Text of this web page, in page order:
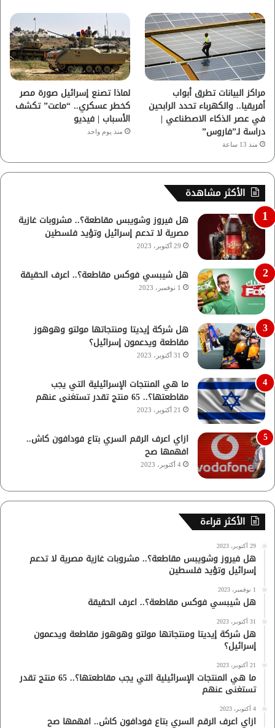
مراكز البيانات تطرق أبواب
أفريقيا.. والكهرباء تحدد الرابحين
في عصر الذكاء الاصطناعي |
دراسة لـ”فاروس”
منذ 13 ساعة
لماذا تصنع إسرائيل صورة مصر
كخطر عسكري.. “ماعت” تكشف
الأسباب | فيديو
منذ يوم واحد
الأكثر مشاهدة
هل فيروز وشويبس مقاطعة؟.. مشروبات غازية
مصرية لا تدعم إسرائيل وتؤيد فلسطين
29 أكتوبر، 2023
هل شيبسي فوكس مقاطعة؟.. اعرف الحقيقة
1 نوفمبر، 2023
هل شركة إيديتا ومنتجاتها مولتو وهوهوز
مقاطعة ويدعمون إسرائيل؟
31 أكتوبر، 2023
ما هي المنتجات الإسرائيلية التي يجب
مقاطعتها؟.. 65 منتج تقدر تستغنى عنهم
21 أكتوبر، 2023
ازاي اعرف الرقم السري بتاع فودافون كاش..
افهمها صح
4 أكتوبر، 2023
الأكثر قراءة
29 أكتوبر، 2023
هل فيروز وشويبس مقاطعة؟.. مشروبات غازية مصرية لا تدعم
إسرائيل وتؤيد فلسطين
1 نوفمبر، 2023
هل شيبسي فوكس مقاطعة؟.. اعرف الحقيقة
31 أكتوبر، 2023
هل شركة إيديتا ومنتجاتها مولتو وهوهوز مقاطعة ويدعمون
إسرائيل؟
21 أكتوبر، 2023
ما هي المنتجات الإسرائيلية التي يجب مقاطعتها؟.. 65 منتج تقدر
تستغنى عنهم
4 أكتوبر، 2023
ازاي اعرف الرقم السري بتاع فودافون كاش.. افهمها صح